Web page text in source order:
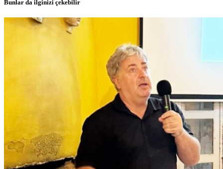
Bunlar da ilginizi çekebilir